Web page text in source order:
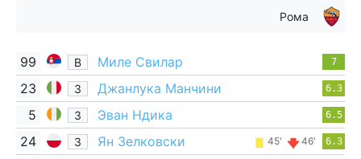
Рома
99 В Миле Свилар 7
23 З Джанлука Манчини 6.3
5 З Эван Ндика 6.5
24 З Ян Зелковски 45' 46' 6.3